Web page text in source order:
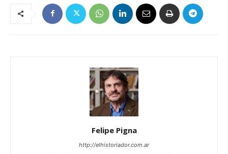
Felipe Pigna
http://elhistoriador.com.ar